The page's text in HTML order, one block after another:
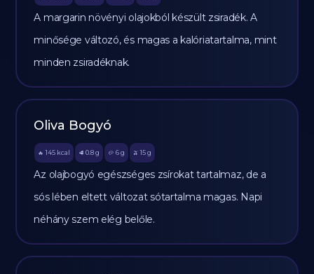
A margarin növényi olajokból készült zsiradék. A
minősége változó, és magas a kalóriatartalma, mint
minden zsiradéknak.
Oliva Bogyó
🔥 145 kcal 🥩 0.8 g 🥔 6g 🫒 15 g
Az olajbogyó egészséges zsírokat tartalmaz, de a
sós lében eltett változat sótartalma magas. Napi
néhány szem elég belőle.